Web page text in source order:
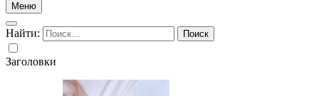
Меню
Найти:
Заголовки